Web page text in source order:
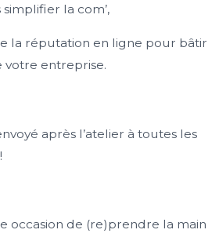
la com’,
la réputation en ligne pour bâtir
votre entreprise.
après l’atelier à toutes les
occasion de (re)prendre la main